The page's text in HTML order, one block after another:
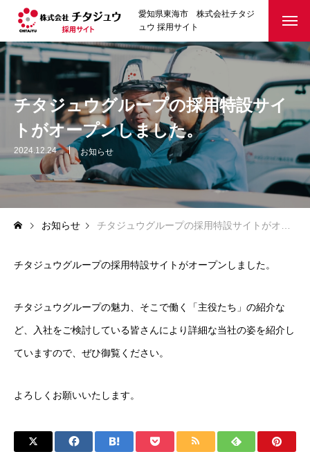
愛知県東海市 株式会社チタジ
ュウ 採用サイト
チタジュウグループの採用特設サイ
トがオープンしました。
2024.12.24 お知らせ
お知らせ チタジュウグループの採用特設サイトがオープンしました。
チタジュウグループの採用特設サイトがオープンしました。
チタジュウグループの魅力、そこで働く「主役たち」の紹介な
ど、入社をご検討している皆さんにより詳細な当社の姿を紹介し
ていますので、ぜひ御覧ください。
よろしくお願いいたします。